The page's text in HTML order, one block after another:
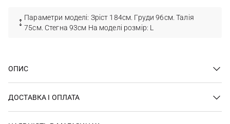
Параметри моделі: Зріст 184см. Груди 96см. Талія
75см. Стегна 93см На моделі розмір: L
ОПИС
ДОСТАВКА І ОПЛАТА